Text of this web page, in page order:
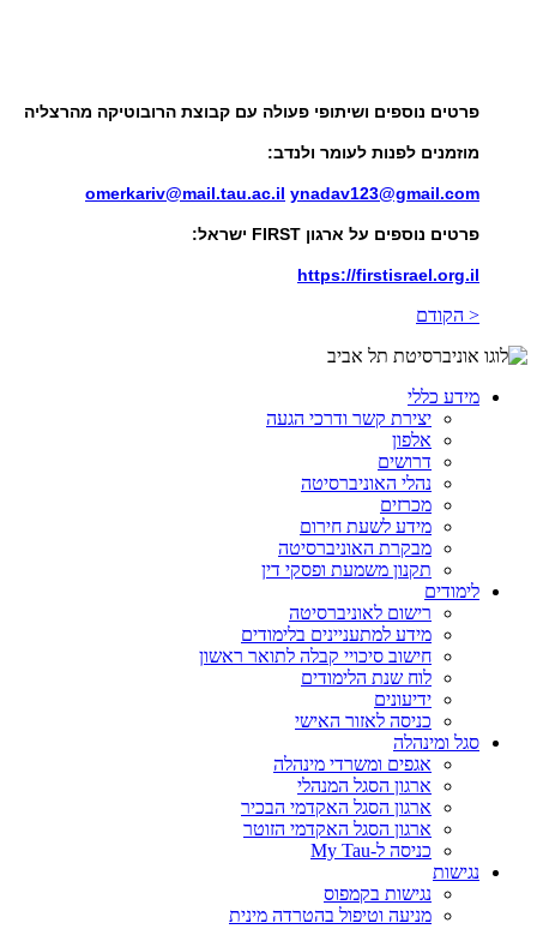
פרטים נוספים ושיתופי פעולה עם קבוצת הרובוטיקה מהרצליה
מוזמנים לפנות לעומר ולנדב:
omerkariv@mail.tau.ac.il ynadav123@gmail.com
פרטים נוספים על ארגון FIRST ישראל:
https://firstisrael.org.il
< הקודם
מידע כללי
יצירת קשר ודרכי הגעה
אלפון
דרושים
נהלי האוניברסיטה
מכרזים
מידע לשעת חירום
מבקרת האוניברסיטה
תקנון משמעת ופסקי דין
לימודים
רישום לאוניברסיטה
מידע למתעניינים בלימודים
חישוב סיכויי קבלה לתואר ראשון
לוח שנת הלימודים
ידיעונים
כניסה לאזור האישי
סגל ומינהלה
אגפים ומשרדי מינהלה
ארגון הסגל המנהלי
ארגון הסגל האקדמי הבכיר
ארגון הסגל האקדמי הזוטר
כניסה ל-My Tau
נגישות
נגישות בקמפוס
מניעה וטיפול בהטרדה מינית